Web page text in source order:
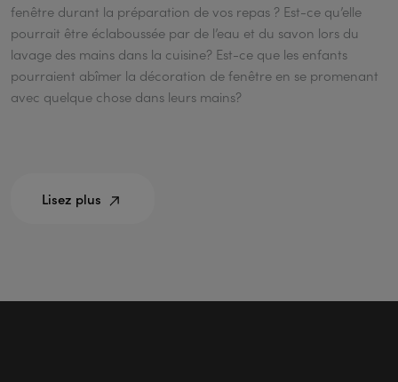
fenêtre durant la préparation de vos repas ? Est-ce qu’elle
pourrait être éclaboussée par de l’eau et du savon lors du
lavage des mains dans la cuisine? Est-ce que les enfants
pourraient abîmer la décoration de fenêtre en se promenant
avec quelque chose dans leurs mains?
Lisez plus